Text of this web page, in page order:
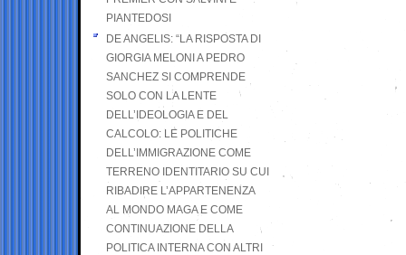
PIANTEDOSI
DE ANGELIS: “LA RISPOSTA DI
GIORGIA MELONI A PEDRO
SANCHEZ SI COMPRENDE
SOLO CON LA LENTE
DELL’IDEOLOGIA E DEL
CALCOLO: LE POLITICHE
DELL’IMMIGRAZIONE COME
TERRENO IDENTITARIO SU CUI
RIBADIRE L’APPARTENENZA
AL MONDO MAGA E COME
CONTINUAZIONE DELLA
POLITICA INTERNA CON ALTRI